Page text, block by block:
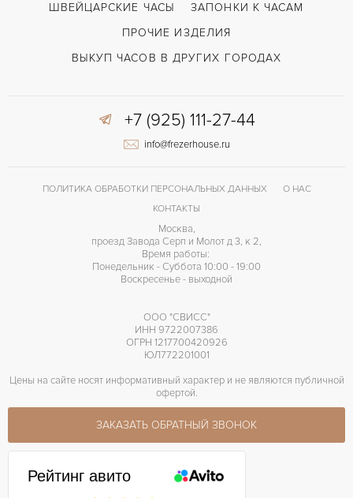
ШВЕЙЦАРСКИЕ ЧАСЫ
ЗАПОНКИ К ЧАСАМ
ПРОЧИЕ ИЗДЕЛИЯ
ВЫКУП ЧАСОВ В ДРУГИХ ГОРОДАХ
+7 (925) 111-27-44
info@frezerhouse.ru
ПОЛИТИКА ОБРАБОТКИ ПЕРСОНАЛЬНЫХ ДАННЫХ
О НАС
КОНТАКТЫ
Москва,
проезд Завода Серп и Молот д 3, к 2,
Время работы:
Понедельник - Суббота 10:00 - 19:00
Воскресенье - выходной
ООО "СВИСС"
ИНН 9722007386
ОГРН 1217700420926
ЮЛ772201001
Цены на сайте носят информативный характер и не являются публичной
офертой.
ЗАКАЗАТЬ ОБРАТНЫЙ ЗВОНОК
Рейтинг авито